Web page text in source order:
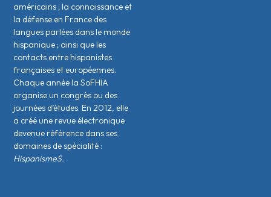
américains ; la connaissance et
la défense en France des
langues parlées dans le monde
hispanique ; ainsi que les
contacts entre hispanistes
français·es et européen·nes.
Chaque année la SoFHIA
organise un congrès ou des
journées d’études. En 2012, elle
a créé une revue électronique
devenue référence dans ses
domaines de spécialité :
HispanismeS.